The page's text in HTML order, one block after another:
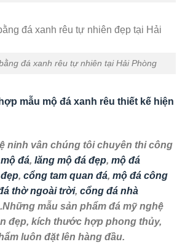
đá xanh rêu tự nhiên tại Hải Phòng
mẫu mộ đá xanh rêu thiết kế hiện
ninh vân chúng tôi chuyên thi công
đá, lăng mộ đá đẹp, mộ đá
, cổng tam quan đá, mộ đá công
thờ ngoài trời, cổng đá nhà
mẫu sản phẩm đá mỹ nghệ
đẹp, kích thước hợp phong thủy,
luôn đặt lên hàng đầu.